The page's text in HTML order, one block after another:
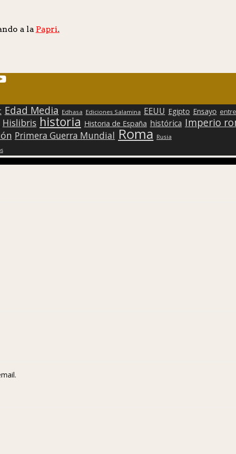
a la Papri.
Edad Media Edhasa Ediciones Salamina EEUU Egipto Ensayo
Hislibris historia Historia de España histórica Imperio
Primera Guerra Mundial Roma Rusia